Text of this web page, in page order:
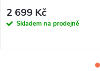
2 699 Kč
Skladem na prodejně